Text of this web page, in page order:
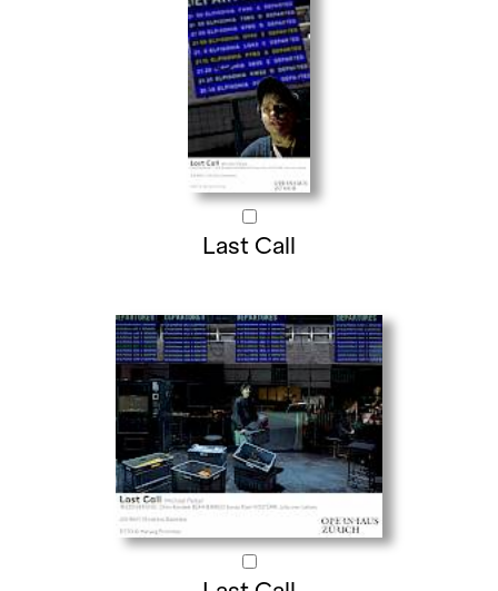
Last Call